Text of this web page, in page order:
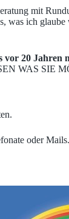
mit
was ich
vor 20 Jahren
WAS SIE
oder